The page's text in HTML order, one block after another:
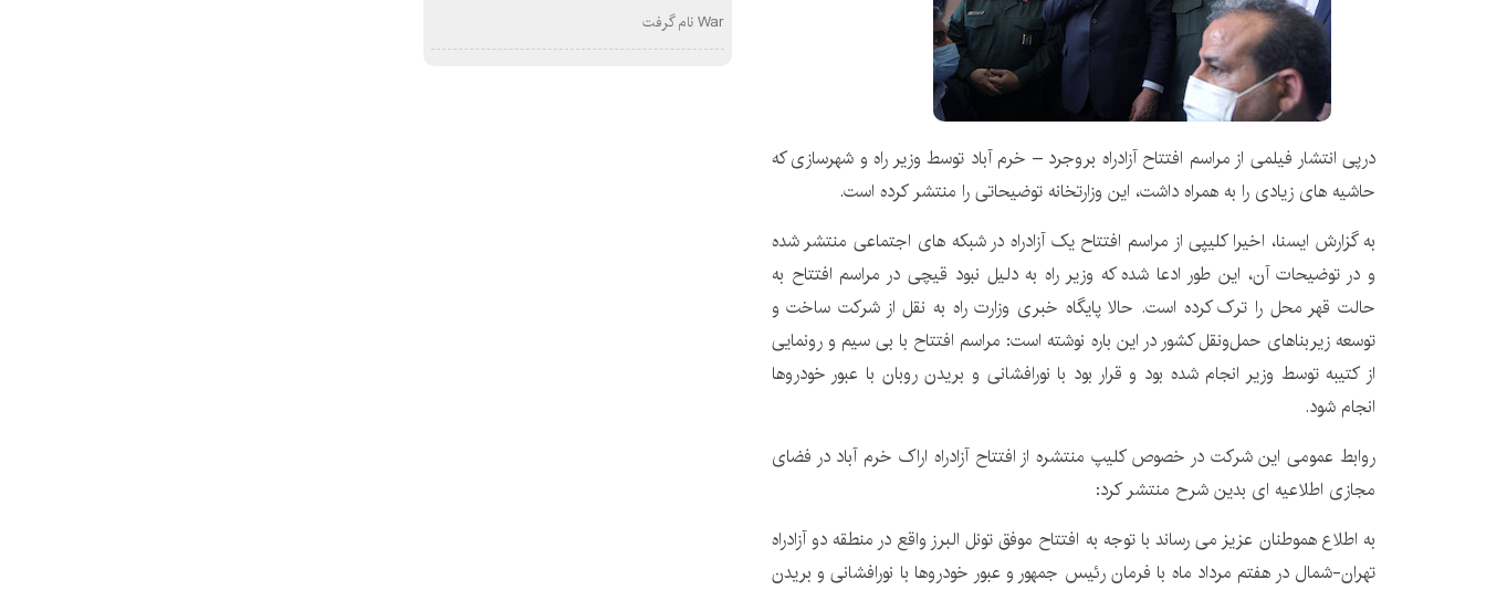
درپی انتشار فیلمی از مراسم افتتاح آزادراه بروجرد – خرم آباد توسط وزیر راه و شهرسازی که
حاشیه های زیادی را به همراه داشت، این وزارتخانه توضیحاتی را منتشر کرده است.
به گزارش ایسنا، اخیرا کلیپی از مراسم افتتاح یک آزادراه در شبکه های اجتماعی منتشر شده
و در توضیحات آن، این طور ادعا شده که وزیر راه به دلیل نبود قیچی در مراسم افتتاح به
حالت قهر محل را ترک کرده است. حالا پایگاه خبری وزارت راه به نقل از شرکت ساخت و
توسعه زیربناهای حمل‌ونقل کشور در این باره نوشته است: مراسم افتتاح با بی سیم و رونمایی
از کتیبه توسط وزیر انجام شده بود و قرار بود با نورافشانی و بریدن روبان با عبور خودروها
انجام شود.
روابط عمومی این شرکت در خصوص کلیپ منتشره از افتتاح آزادراه اراک خرم آباد در فضای
مجازی اطلاعیه ای بدین شرح منتشر کرد:
به اطلاع هموطنان عزیز می رساند با توجه به افتتاح موفق تونل البرز واقع در منطقه دو آزادراه
تهران-شمال در هفتم مرداد ماه با فرمان رئیس جمهور و عبور خودروها با نورافشانی و بریدن
War نام گرفت